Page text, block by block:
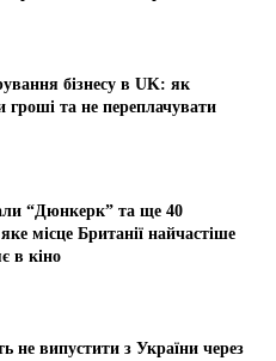
бізнесу в UK: як
гроші та не переплачувати
“Дюнкерк” та ще 40
місце Британії найчастіше
в кіно
не випустити з України через